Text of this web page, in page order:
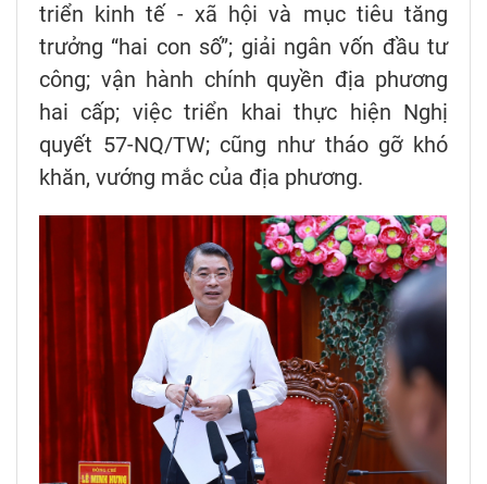
triển kinh tế - xã hội và mục tiêu tăng
trưởng “hai con số”; giải ngân vốn đầu tư
công; vận hành chính quyền địa phương
hai cấp; việc triển khai thực hiện Nghị
quyết 57-NQ/TW; cũng như tháo gỡ khó
khăn, vướng mắc của địa phương.